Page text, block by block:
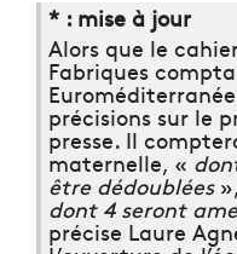
* : mise à jour
Alors que le
Fabriques
précisions sur le
presse. Il
maternelle, «
être dédoublées
dont 4 seront
précise Laure